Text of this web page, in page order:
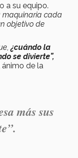
a su equipo.
maquinaria cada
objetivo de
¿cuándo la
se divierte”,
de la
más sus